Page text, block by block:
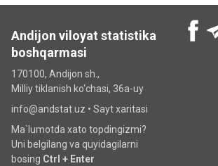
Andijon viloyat statistika
boshqarmasi
170100, Andijon sh.,
Milliy tiklanish ko‘chаsi, 36a-uy
info@andstat.uz • Sayt xaritasi
Ma`lumotda xato topdingizmi?
Uni belgilang va quyidagilarni
bosing Ctrl + Enter